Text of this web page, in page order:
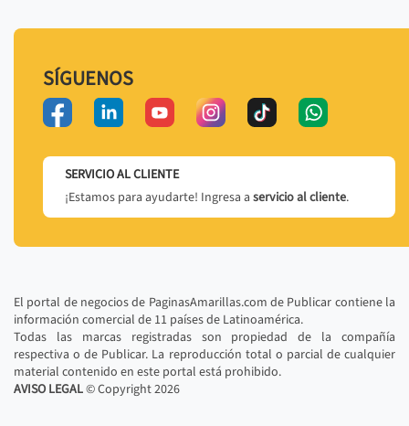
SÍGUENOS
SERVICIO AL CLIENTE
¡Estamos para ayudarte! Ingresa a servicio al cliente.
El portal de negocios de PaginasAmarillas.com de Publicar contiene la
información comercial de 11 países de Latinoamérica.
Todas las marcas registradas son propiedad de la compañía
respectiva o de Publicar. La reproducción total o parcial de cualquier
material contenido en este portal está prohibido.
AVISO LEGAL© Copyright2026